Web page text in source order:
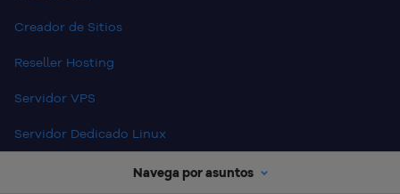
Navega por asuntos
Creador de Sitios
Reseller Hosting
Servidor VPS
Servidor Dedicado Linux
Servidor Dedicado Windows